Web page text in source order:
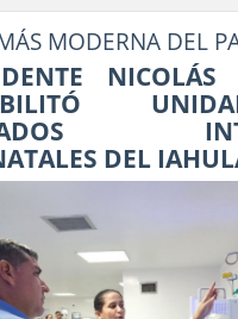
MODERNA DEL
NICOLÁS
DEL